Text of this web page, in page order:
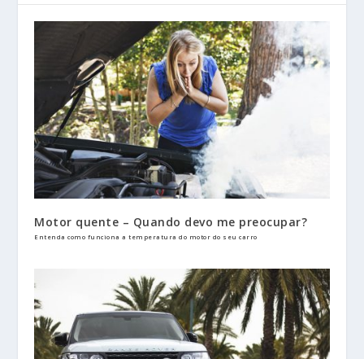
Motor quente – Quando devo me preocupar?
Entenda como funciona a temperatura do motor do seu carro